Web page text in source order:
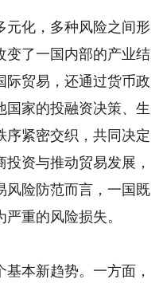
化，多种风险之间形
变了一国内部的产业结
际贸易，还通过货币政
国家的投融资决策、生
序紧密交织，共同决定
资与推动贸易发展，
风险防范而言，一国既
重的风险损失。
本新趋势。一方面，